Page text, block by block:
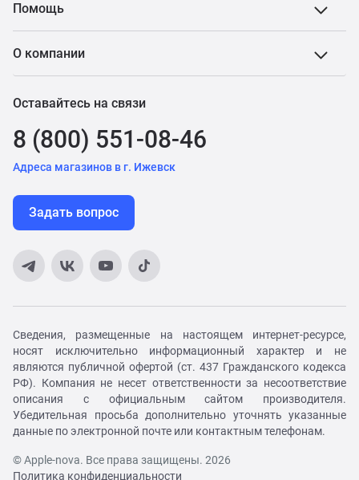
Помощь
О компании
Оставайтесь на связи
8 (800) 551-08-46
Адреса магазинов в г. Ижевск
Задать вопрос
Сведения, размещенные на настоящем интернет-ресурсе,
носят исключительно информационный характер и не
являются публичной офертой (ст. 437 Гражданского кодекса
РФ). Компания не несет ответственности за несоответствие
описания с официальным сайтом производителя.
Убедительная просьба дополнительно уточнять указанные
данные по электронной почте или контактным телефонам.
© Apple-nova. Все права защищены. 2026
Политика конфиденциальности